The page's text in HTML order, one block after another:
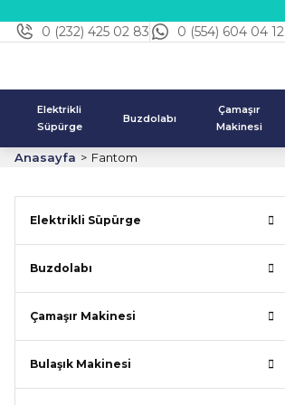
0 (232) 425 02 83 0 (554) 604 04 12
Elektrikli
Süpürge
Buzdolabı
Çamaşır
Makinesi
Anasayfa Fantom
Elektrikli Süpürge
Buzdolabı
Çamaşır Makinesi
Bulaşık Makinesi